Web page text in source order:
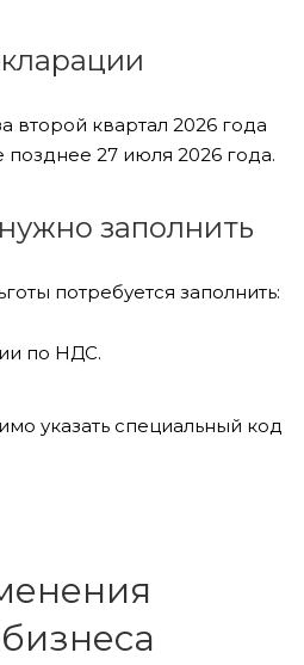
квартал 2026 года
позднее 27 июля 2026 года.
заполнить
потребуется заполнить:
по НДС.
указать специальный код